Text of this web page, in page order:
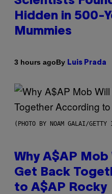
Hidden in 500-
Mummies
3 hours agoBy Luis Prada
(PHOTO BY NOAM GALAI/
Why A$AP Mob
Get Back
to A$AP Rocky